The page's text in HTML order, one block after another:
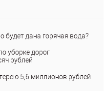
будет дана горячая вода?
уборке дорог
рублей
5,6 миллионов рублей